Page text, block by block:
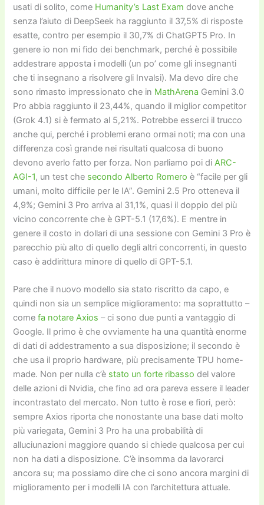
usati di solito, come Humanity’s Last Exam dove anche
senza l’aiuto di DeepSeek ha raggiunto il 37,5% di risposte
esatte, contro per esempio il 30,7% di ChatGPT5 Pro. In
genere io non mi fido dei benchmark, perché è possibile
addestrare apposta i modelli (un po’ come gli insegnanti
che ti insegnano a risolvere gli Invalsi). Ma devo dire che
sono rimasto impressionato che in MathArena Gemini 3.0
Pro abbia raggiunto il 23,44%, quando il miglior competitor
(Grok 4.1) si è fermato al 5,21%. Potrebbe esserci il trucco
anche qui, perché i problemi erano ormai noti; ma con una
differenza così grande nei risultati qualcosa di buono
devono averlo fatto per forza. Non parliamo poi diARC-
AGI-1, un test che secondo Alberto Romero è “facile per gli
umani, molto difficile per le IA”. Gemini 2.5 Pro otteneva il
4,9%; Gemini 3 Pro arriva al 31,1%, quasi il doppio del più
vicino concorrente che è GPT-5.1 (17,6%). E mentre in
genere il costo in dollari di una sessione con Gemini 3 Pro è
parecchio più alto di quello degli altri concorrenti, in questo
caso è addirittura minore di quello di GPT-5.1.
Pare che il nuovo modello sia stato riscritto da capo, e
quindi non sia un semplice miglioramento: ma soprattutto –
comefa notare Axios – ci sono due punti a vantaggio di
Google. Il primo è che ovviamente ha una quantità enorme
di dati di addestramento a sua disposizione; il secondo è
che usa il proprio hardware, più precisamente TPU home-
made. Non per nulla c’è stato un forte ribasso del valore
delle azioni di Nvidia, che fino ad ora pareva essere il leader
incontrastato del mercato. Non tutto è rose e fiori, però:
sempre Axios riporta che nonostante una base dati molto
più variegata, Gemini 3 Pro ha una probabilità di
alluciunazioni maggiore quando si chiede qualcosa per cui
non ha dati a disposizione. C’è insomma da lavorarci
ancora su; ma possiamo dire che ci sono ancora margini di
miglioramento per i modelli IA con l’architettura attuale.